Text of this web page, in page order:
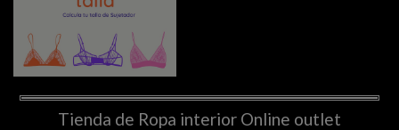
Tienda de Ropa interior Online outlet